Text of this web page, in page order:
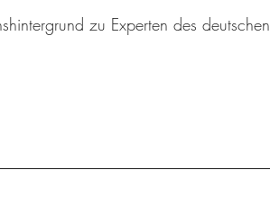
zu Experten des deutschen